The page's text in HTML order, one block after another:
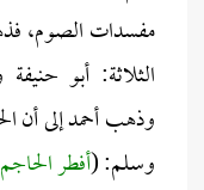
مفسدات الصوم،
الثلاثة: أبو
وذهب أحمد إلى أن
وسلم: (أفطر